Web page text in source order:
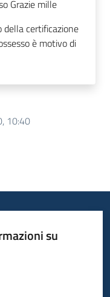
Grazie mille
della certificazione
è motivo di
10:40
su